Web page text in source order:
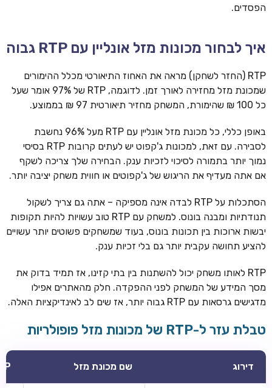
הפסדים.
איך לבחור מכונות מזל אונליין עם RTP גבוה
RTP (החזר לשחקן) מראה את האחוז התיאורטי מכלל ההימורים
שמכונת מזל מחזירה לאורך זמן. לדוגמה, RTP של 97% אומר שעל
כל 100 ₪ שהימורת, המשחק מחזיר תיאורטית 97 ₪ בממוצע.
באופן כללי, כל מכונת מזל אונליין עם RTP מעל 96% נחשבת
לסבירה. עם זאת, למכונות ג'קפוט יש לעתים קרובות RTP בסיסי
נמוך יותר בתמורה לסיכוי לזכיות ענק. הבחירה שלך צריכה לשקף
אם אתה מעדיף את הריגוש של ג'קפוטים או חווית משחק יציבה יותר.
הסתכלות על RTP לבדה אינה מספיקה – אתה גם צריך לשקול
תנודתיות ומבנה בונוס. למשחק עם RTP טוב עשויות להיות תקופות
יבשות ארוכות בין תכונות בונוס, בעוד שמשחקים פשוטים יותר עשויים
להציע תחושה עקבית יותר גם בלי זכיות ענק.
RTP לאותו משחק יכול להשתנות בין בתי קזינו, אז תמיד בדוק את
מסך המידע של המשחק לפני ההפקדה. חלק מהאתרים אפילו
מדגישים גרסאות עם RTP גבוה יותר, אז שים לב לאינדיקציות האלה.
טבלת עזר ל-RTP של מכונות מזל פופולריות
דירוג שם מכונת מזל